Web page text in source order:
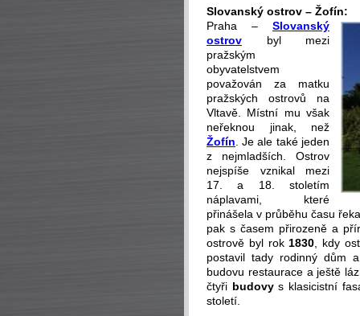
Slovanský ostrov – Žofín:
Praha – Slovanský
ostrov byl mezi
pražským
obyvatelstvem
považován za matku
pražských ostrovů na
Vltavě. Místní mu však
neřeknou jinak, než
Žofín. Je ale také jeden
z nejmladších. Ostrov
nejspíše vznikal mezi
17. a 18. stoletím
náplavami, které
přinášela v průběhu času
pak s časem přirozeně a
ostrově byl rok1830, kdy
postavil tady rodinný dům
budovu restaurace a ještě
čtyři budovys klasicistní
století.